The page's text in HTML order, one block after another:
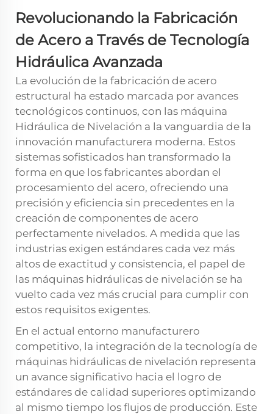
Revolucionando la Fabricación
de Acero a Través de Tecnología
Hidráulica Avanzada
La evolución de la fabricación de acero
estructural ha estado marcada por avances
tecnológicos continuos, con las máquina
Hidráulica de Nivelación a la vanguardia de la
innovación manufacturera moderna. Estos
sistemas sofisticados han transformado la
forma en que los fabricantes abordan el
procesamiento del acero, ofreciendo una
precisión y eficiencia sin precedentes en la
creación de componentes de acero
perfectamente nivelados. A medida que las
industrias exigen estándares cada vez más
altos de exactitud y consistencia, el papel de
las máquinas hidráulicas de nivelación se ha
vuelto cada vez más crucial para cumplir con
estos requisitos exigentes.
En el actual entorno manufacturero
competitivo, la integración de la tecnología de
máquinas hidráulicas de nivelación representa
un avance significativo hacia el logro de
estándares de calidad superiores optimizando
al mismo tiempo los flujos de producción. Este